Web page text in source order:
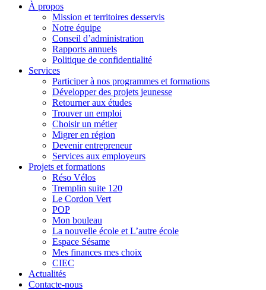
À propos
Mission et territoires desservis
Notre équipe
Conseil d’administration
Rapports annuels
Politique de confidentialité
Services
Participer à nos programmes et formations
Développer des projets jeunesse
Retourner aux études
Trouver un emploi
Choisir un métier
Migrer en région
Devenir entrepreneur
Services aux employeurs
Projets et formations
Réso Vélos
Tremplin suite 120
Le Cordon Vert
POP
Mon bouleau
La nouvelle école et L’autre école
Espace Sésame
Mes finances mes choix
CIEC
Actualités
Contacte-nous